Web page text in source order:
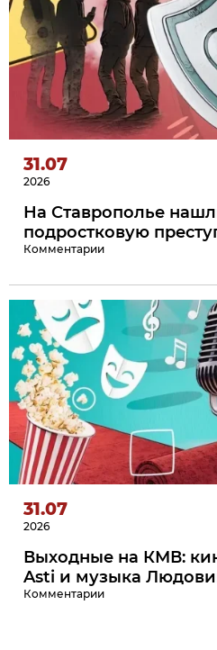
31.07
2026
На Ставрополье
подростковую
Комментарии
31.07
2026
Выходные на КМВ:
Asti и музыка
Комментарии